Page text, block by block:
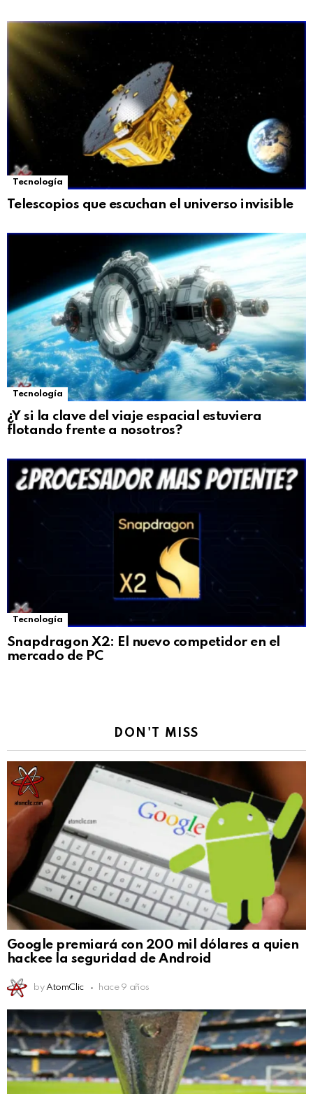
Tecnología
Telescopios que escuchan el universo invisible
Tecnología
¿Y si la clave del viaje espacial estuviera
flotando frente a nosotros?
Tecnología
Snapdragon X2: El nuevo competidor en el
mercado de PC
DON'T MISS
Google premiará con 200 mil dólares a quien
hackee la seguridad de Android
by AtomClic hace 9 años